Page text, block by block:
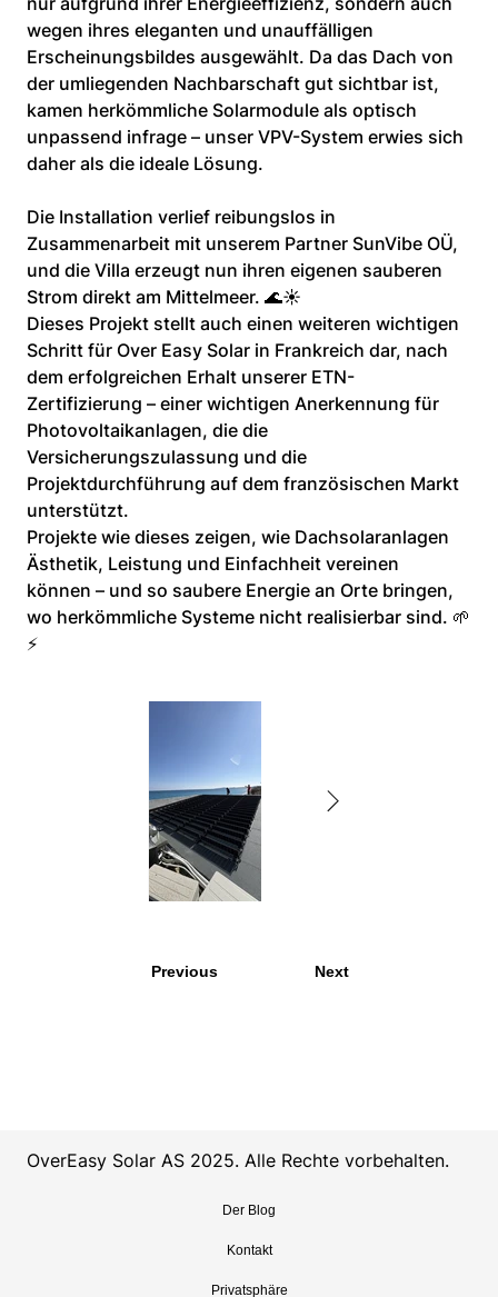
Previous Next
France 2.jpg
wegen ihres eleganten und unauffälligen
Erscheinungsbildes ausgewählt. Da das Dach von
der umliegenden Nachbarschaft gut sichtbar ist,
kamen herkömmliche Solarmodule als optisch
unpassend infrage – unser VPV-System erwies sich
daher als die ideale Lösung.
Die Installation verlief reibungslos in
Zusammenarbeit mit unserem Partner SunVibe OÜ,
und die Villa erzeugt nun ihren eigenen sauberen
Strom direkt am Mittelmeer. 🌊☀️
Dieses Projekt stellt auch einen weiteren wichtigen
Schritt für Over Easy Solar in Frankreich dar, nach
dem erfolgreichen Erhalt unserer ETN-
Zertifizierung – einer wichtigen Anerkennung für
Photovoltaikanlagen, die die
Versicherungszulassung und die
Projektdurchführung auf dem französischen Markt
unterstützt.
Projekte wie dieses zeigen, wie Dachsolaranlagen
Ästhetik, Leistung und Einfachheit vereinen
können – und so saubere Energie an Orte bringen,
wo herkömmliche Systeme nicht realisierbar sind. 🌱
⚡
Der Blog
Kontakt
Privatsphäre
OverEasy Solar AS 2025. Alle Rechte vorbehalten.